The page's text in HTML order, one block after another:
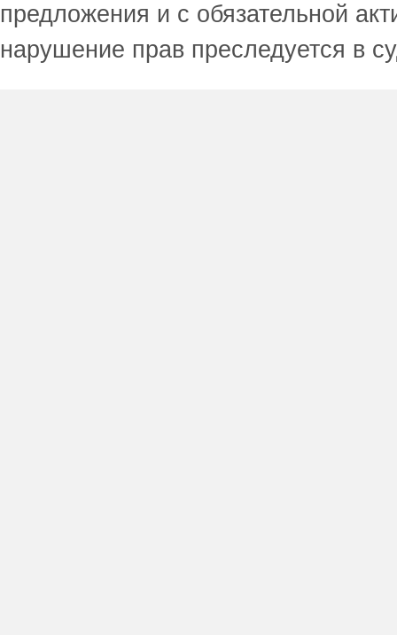
предложения и с обязательной
нарушение прав преследуется в